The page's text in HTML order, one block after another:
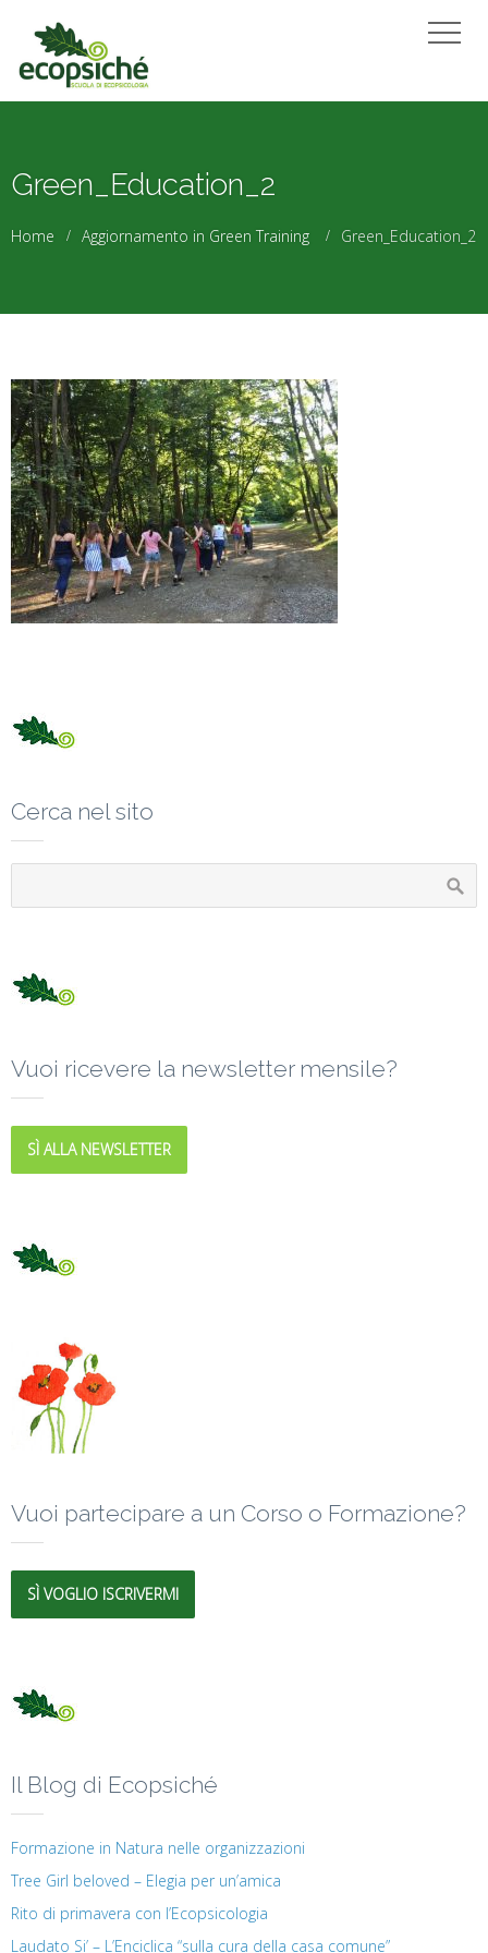
Green_Education_2
Home Aggiornamento in Green Training Green_Education_2
Cerca nel sito
Vuoi ricevere la newsletter mensile?
SÌ ALLA NEWSLETTER
Vuoi partecipare a un Corso o Formazione?
SÌ VOGLIO ISCRIVERMI
Il Blog di Ecopsiché
Formazione in Natura nelle organizzazioni
Tree Girl beloved – Elegia per un’amica
Rito di primavera con l’Ecopsicologia
Laudato Si’ – L’Enciclica “sulla cura della casa comune”